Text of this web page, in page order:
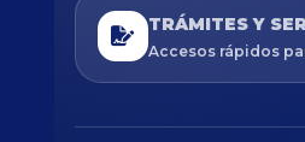
TRÁMITES Y
Accesos rápidos